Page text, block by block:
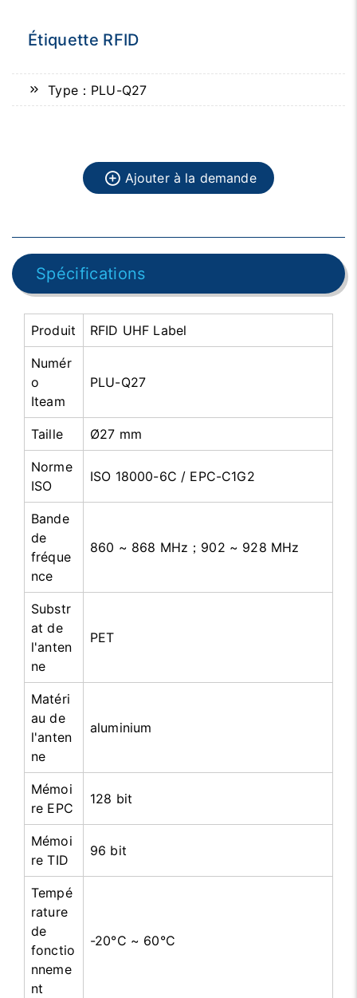
Étiquette RFID
Type：PLU-Q27
Ajouter à la demande
Spécifications
Produit RFID UHF Label
Numér
o
Iteam
PLU-Q27
Taille Ø27 mm
Norme
ISO
ISO 18000-6C / EPC-C1G2
Bande
de
fréque
nce
860 ~ 868 MHz；902 ~ 928 MHz
Substr
at de
l'anten
ne
PET
Matéri
au de
l'anten
ne
aluminium
Mémoi
re EPC
128 bit
Mémoi
re TID
96 bit
Tempé
rature
de
fonctio
nneme
nt
-20°C ~ 60°C